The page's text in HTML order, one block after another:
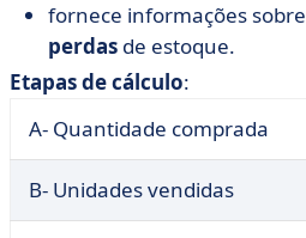
fornece informações sobre
perdas de estoque.
Etapas de cálculo:
A- Quantidade comprada
B- Unidades vendidas